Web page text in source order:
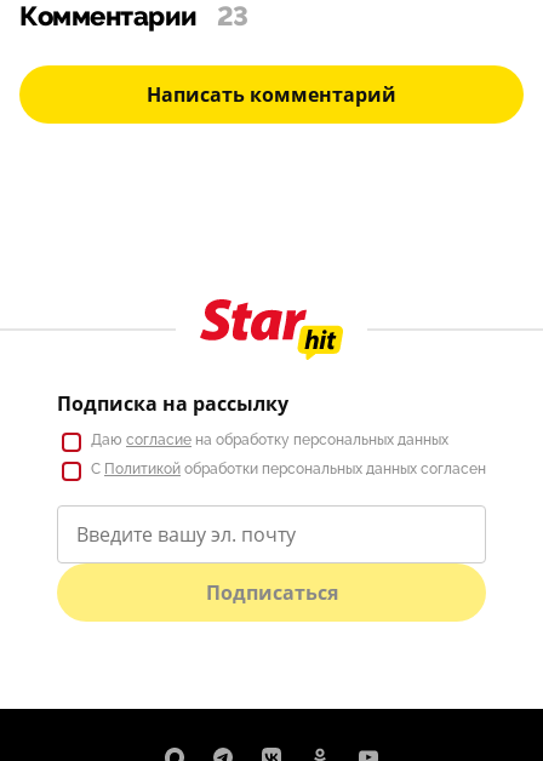
Комментарии 23
Написать комментарий
Подписка на рассылку
Даю согласие на обработку персональных данных
С Политикой обработки персональных данных согласен
Подписаться